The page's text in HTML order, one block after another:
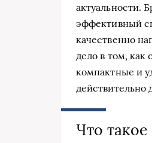
актуальности.
эффективный
качественно
дело в том, как
компактные и
действительно
Что